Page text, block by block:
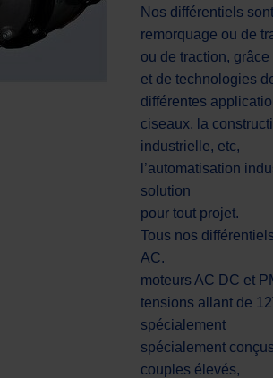
Nos différentiels
remorquage ou de
ou de traction,
et de technologies
différentes
ciseaux, la
industrielle, etc,
l’automatisation
solution
pour tout projet.
Tous nos
AC.
moteurs AC DC et
tensions allant de
spécialement
spécialement
couples élevés,